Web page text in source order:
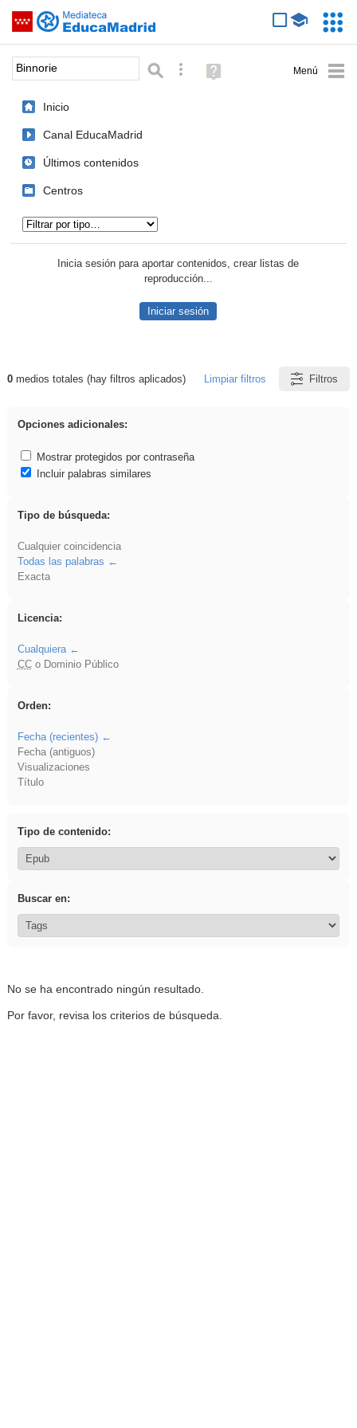
Saltar navegación
Palabra o frase: Búsqueda avanzada
Ayuda
(en
Inicio
Canal EducaMadrid
Últimos contenidos
Centros
Inicia sesión para aportar contenidos, crear listas de
reproducción...
Iniciar sesión
Resultados de: Binnorie
0medios totales (hay filtros aplicados) Limpiar filtros Filtros
Opciones adicionales:
Mostrar protegidos por contraseña
Incluir palabras similares
Tipo de búsqueda:
Cualquier coincidencia
Todas las palabras
Exacta
Licencia:
Cualquiera
CCo Dominio Público
Orden:
Fecha (recientes)
Fecha (antiguos)
Visualizaciones
Título
Tipo de contenido:
Buscar en:
No se ha encontrado ningún resultado.
Por favor, revisa los criterios de búsqueda.